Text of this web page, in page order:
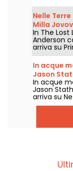
il 1° agosto
Nelle
Milla
In The Lost
Anderson
arriva su
In acque
Jason
In acque
Jason
arriva su